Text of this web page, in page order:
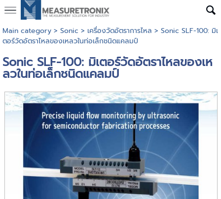
Main category> Sonic > เครื่องวัดอัตราการไหล > Sonic SLF-100: มิเ
ตอร์วัดอัตราไหลของเหลวในท่อเล็กชนิดแคลมป์
Sonic SLF-100: มิเตอร์วัดอัตราไหลของเห
ลวในท่อเล็กชนิดแคลมป์